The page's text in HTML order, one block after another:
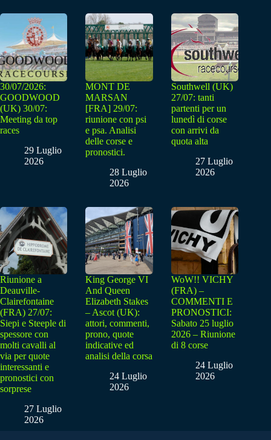
30/07/2026:
GOODWOOD
(UK) 30/07:
Meeting da top
races
29 Luglio
2026
MONT DE
MARSAN
[FRA] 29/07:
riunione con psi
e psa. Analisi
delle corse e
pronostici.
28 Luglio
2026
Southwell (UK)
27/07: tanti
partenti per un
lunedì di corse
con arrivi da
quota alta
27 Luglio
2026
Riunione a
Deauville-
Clairefontaine
(FRA) 27/07:
Siepi e Steeple di
spessore con
molti cavalli al
via per quote
interessanti e
pronostici con
sorprese
27 Luglio
2026
King George VI
And Queen
Elizabeth Stakes
– Ascot (UK):
attori, commenti,
prono, quote
indicative ed
analisi della corsa
24 Luglio
2026
WoW!! VICHY
(FRA) –
COMMENTI E
PRONOSTICI:
Sabato 25 luglio
2026 – Riunione
di 8 corse
24 Luglio
2026